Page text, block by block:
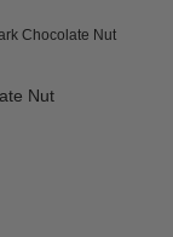
Chocolate Nut
Nut